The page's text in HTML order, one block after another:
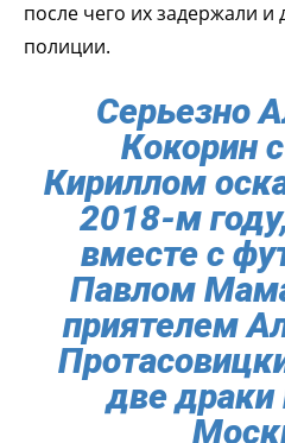
после чего их задержали и
полиции.
Серьезно
Кокорин
Кириллом
2018-м
вместе с
Павлом
приятелем
две драки